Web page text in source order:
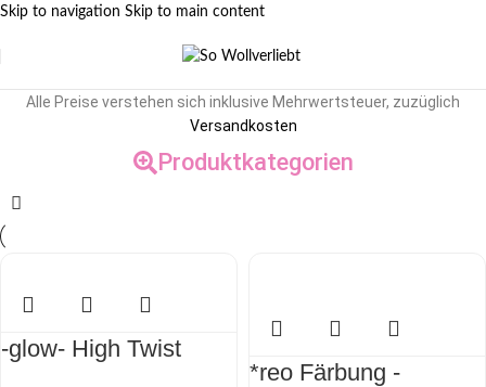
Skip to navigation Skip to main content
Alle Preise verstehen sich inklusive Mehrwertsteuer, zuzüglich
Versandkosten
Produktkategorien
-glow- High Twist
*reo Färbung -